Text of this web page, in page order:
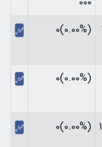
(۰.۰۰%)۰
(۰.۰۰%)۰
(۰.۰۰%)۰